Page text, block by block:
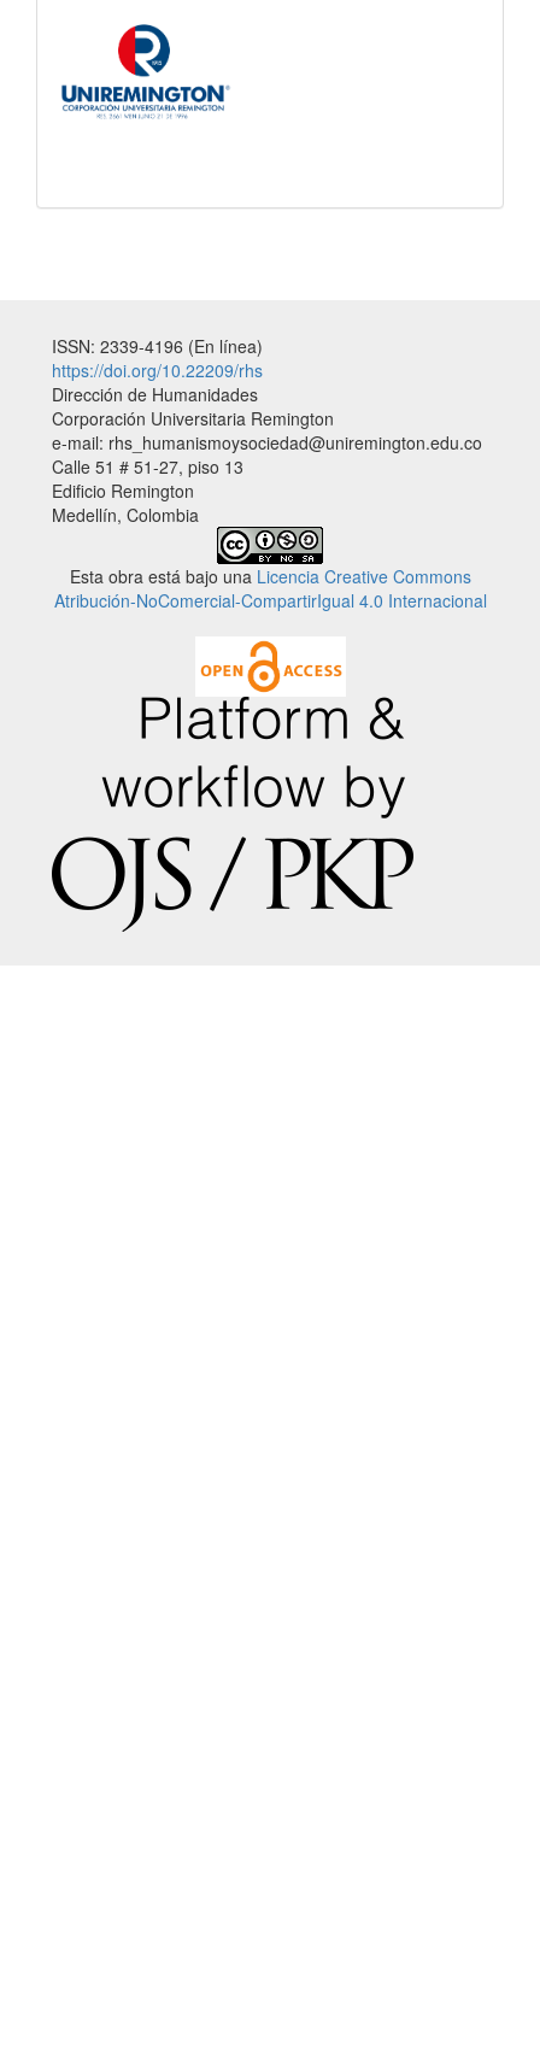
ISSN: 2339-4196 (En línea)
https://doi.org/10.22209/rhs
Dirección de Humanidades
Corporación Universitaria Remington
e-mail: rhs_humanismoysociedad@uniremington.edu.co
Calle 51 # 51-27, piso 13
Edificio Remington
Medellín, Colombia
Esta obra está bajo una Licencia Creative Commons
Atribución-NoComercial-CompartirIgual 4.0 Internacional